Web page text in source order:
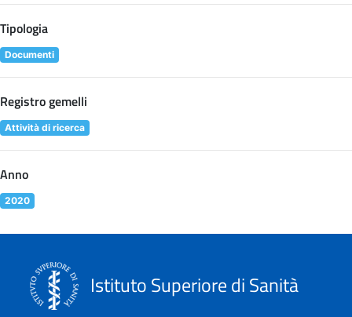
Tipologia
Documenti
Registro gemelli
Attività di ricerca
Anno
2020
Istituto Superiore di Sanità